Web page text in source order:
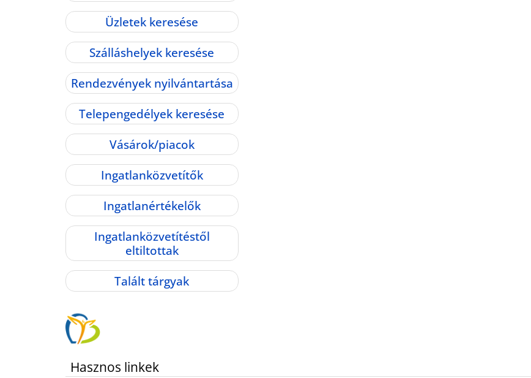
Üzletek keresése
Szálláshelyek keresése
Rendezvények nyilvántartása
Telepengedélyek keresése
Vásárok/piacok
Ingatlanközvetítők
Ingatlanértékelők
Ingatlanközvetítéstől
eltiltottak
Talált tárgyak
Hasznos linkek